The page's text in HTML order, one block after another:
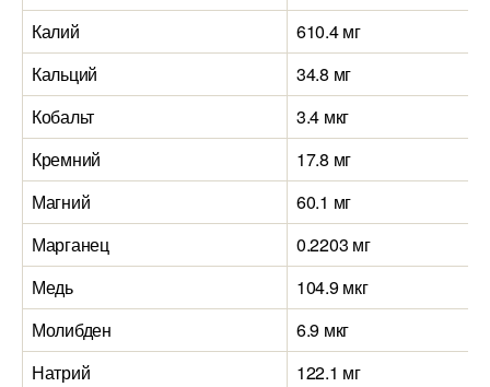
Калий
610.4 мг
Кальций
34.8 мг
Кобальт
3.4 мкг
Кремний
17.8 мг
Магний
60.1 мг
Марганец
0.2203 мг
Медь
104.9 мкг
Молибден
6.9 мкг
Натрий
122.1 мг